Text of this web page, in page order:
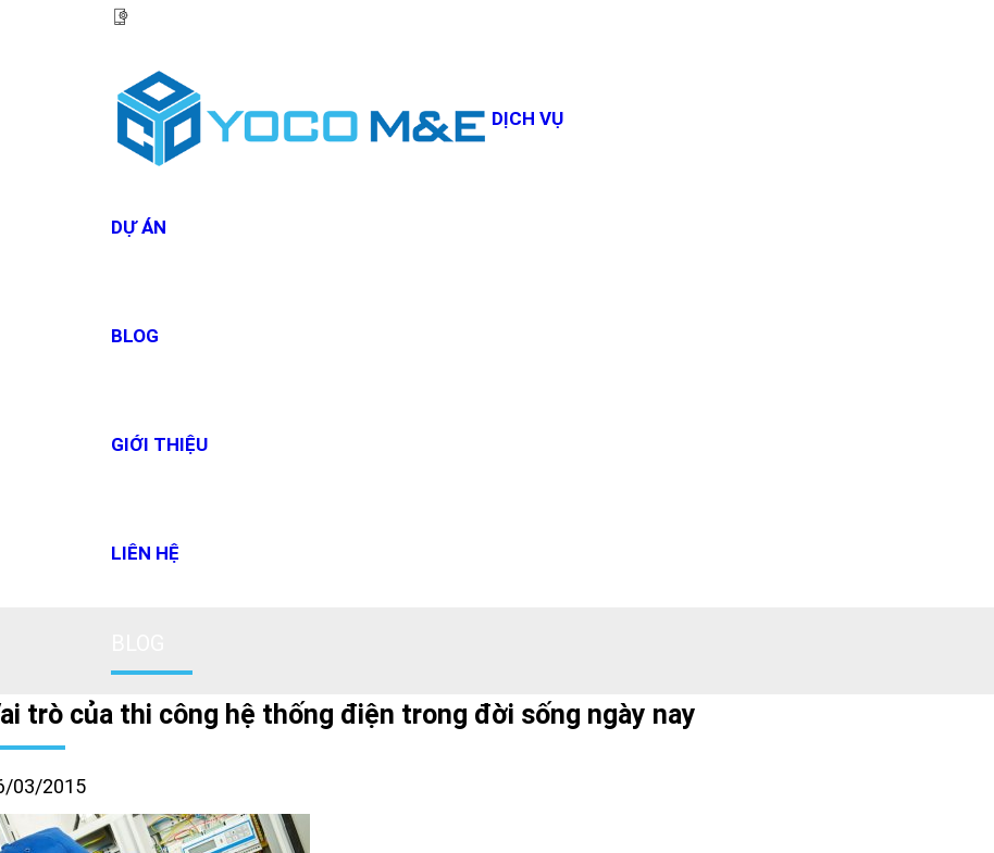
DỊCH VỤ
DỰ ÁN
BLOG
GIỚI THIỆU
LIÊN HỆ
trò của thi công hệ thống điện trong đời sống ngày nay
03/2015